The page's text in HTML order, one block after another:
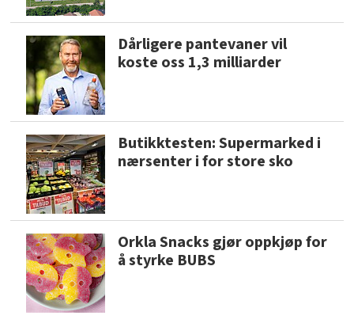
Dårligere pantevaner vil
koste oss 1,3 milliarder
Butikktesten: Supermarked i
nærsenter i for store sko
Orkla Snacks gjør oppkjøp for
å styrke BUBS